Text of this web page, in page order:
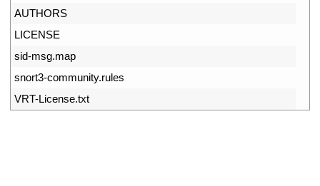
AUTHORS
LICENSE
sid-msg.map
snort3-community.rules
VRT-License.txt